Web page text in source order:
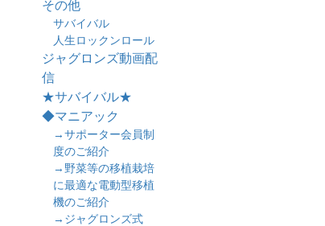
その他
サバイバル
人生ロックンロール
ジャグロンズ動画配
信
★サバイバル★
◆マニアック
→サポーター会員制
度のご紹介
→野菜等の移植栽培
に最適な電動型移植
機のご紹介
→ジャグロンズ式